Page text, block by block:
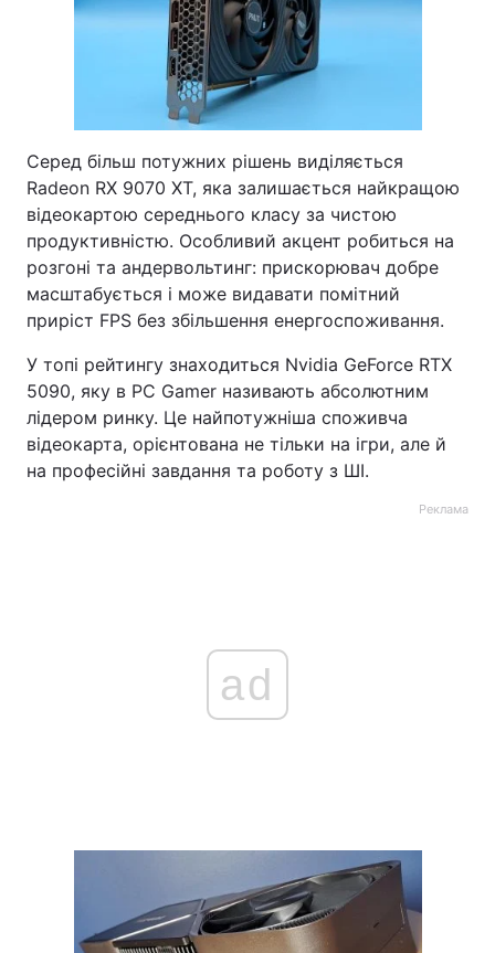
Серед більш потужних рішень виділяється
Radeon RX 9070 XT, яка залишається найкращою
відеокартою середнього класу за чистою
продуктивністю. Особливий акцент робиться на
розгоні та андервольтинг: прискорювач добре
масштабується і може видавати помітний
приріст FPS без збільшення енергоспоживання.
У топі рейтингу знаходиться Nvidia GeForce RTX
5090, яку в PC Gamer називають абсолютним
лідером ринку. Це найпотужніша споживча
відеокарта, орієнтована не тільки на ігри, але й
на професійні завдання та роботу з ШІ.
Реклама
ad